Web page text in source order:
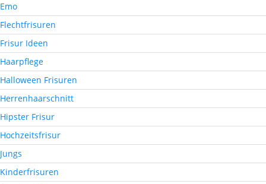
Emo
Flechtfrisuren
Frisur Ideen
Haarpflege
Halloween Frisuren
Herrenhaarschnitt
Hipster Frisur
Hochzeitsfrisur
Jungs
Kinderfrisuren